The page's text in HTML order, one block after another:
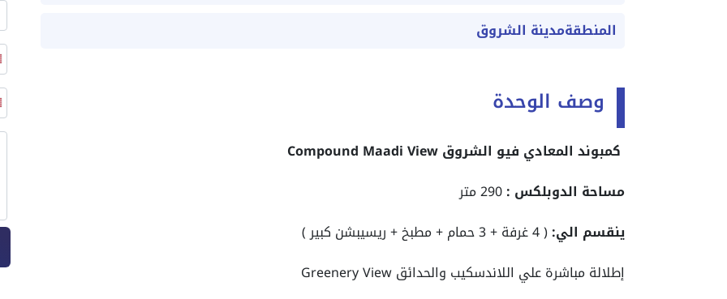
المنطقةمدينة الشروق
وصف الوحدة
كمبوند المعادي فيو الشروق Compound Maadi View
مساحة الدوبلكس :290 متر
ينقسم الي:( 4 غرفة + 3 حمام + مطبخ + ريسيبشن كبير )
إطلالة مباشرة علي اللاندسكيب والحدائق Greenery View